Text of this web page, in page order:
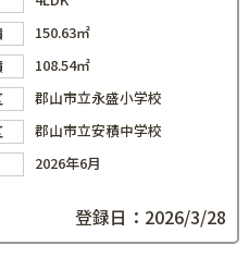
150.63㎡
108.54㎡
郡山市立永盛小学校
郡山市立安積中学校
2026年6月
登録日：2026/3/28